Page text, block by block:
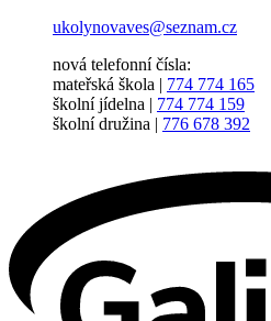
ukolynovaves@seznam.cz
nová telefonní čísla:
mateřská škola | 774 774 165
školní jídelna | 774 774 159
školní družina | 776 678 392